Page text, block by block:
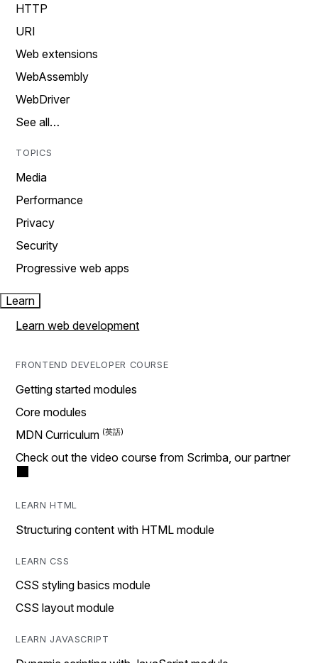
HTTP
URI
Web extensions
WebAssembly
WebDriver
See all…
TOPICS
Media
Performance
Privacy
Security
Progressive web apps
Learn
Learn web development
FRONTEND DEVELOPER COURSE
Getting started modules
Core modules
MDN Curriculum
Check out the video course from Scrimba, our partner
LEARN HTML
Structuring content with HTML module
LEARN CSS
CSS styling basics module
CSS layout module
LEARN JAVASCRIPT